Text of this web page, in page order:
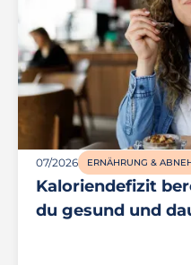
07/2026 ERNÄHRUNG &
Kaloriendefizit
du gesund und